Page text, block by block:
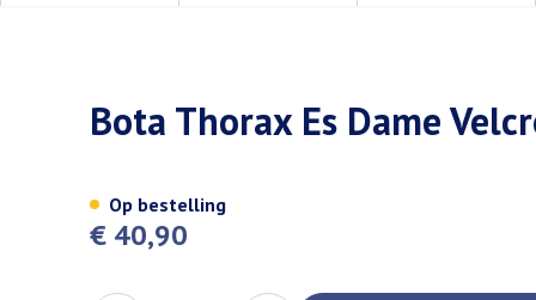
16cm XlBota Thorax Es Dame
€ 40,90
Op bestelling